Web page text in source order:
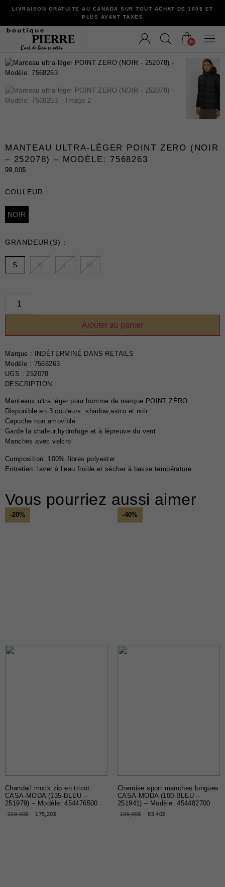
LIVRAISON GRATUITE AU CANADA SUR TOUT ACHAT DE 100$ ET
PLUS AVANT TAXES
Manteaux
Vestons
Vêtements de Nuit
Ceintures et Bretelles
Cravates et Noeuds
Papillons
Foulards et Chapeaux
Pochettes
EN VEDETTE
Nouveautés
Soldes
Certificats-cadeaux
0
MANTEAU ULTRA-LÉGER POINT ZERO (NOIR
– 252078) – MODÈLE: 7568263
99,00$
COULEUR
NOIR
GRANDEUR(S) :
S M L XL
Ajouter au panier
Marque :
INDÉTERMINÉ DANS RETAILS
Modèle : 7568263
UGS : 252078
DESCRIPTION :
Manteaux ultra léger pour homme de marque POINT ZÉRO
Disponible en 3 couleurs: shadow,astro et noir
Capuche non amovible
Garde la chaleur,hydrofuge et à lépreuve du vent
Manches avec velcro
Composition: 100% fibres polyester
Entretien: laver à l’eau froide et sécher à basse température
Vous pourriez aussi aimer
-20%
Chandail mock zip en tricot
CASA-MODA (135-BLEU –
251979) – Modèle: 454476500
219,00$ 175,20$
-40%
Chemise sport manches longues
CASA-MODA (100-BLEU –
251941) – Modèle: 454482700
139,00$ 83,40$